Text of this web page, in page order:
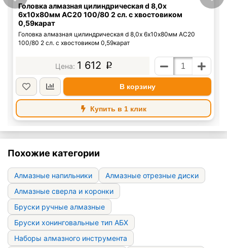
Головка алмазная цилиндрическая d 8,0х
6х10х80мм АС20 100/80 2 сл. с хвостовиком
0,59карат
Головка алмазная цилиндрическая d 8,0х 6х10х80мм АС20
100/80 2 сл. с хвостовиком 0,59карат
1 612 p
В корзину
Купить в 1 клик
Похожие категории
Алмазные напильники
Алмазные отрезные диски
Алмазные сверла и коронки
Бруски ручные алмазные
Бруски хонинговальные тип АБХ
Наборы алмазного инструмента